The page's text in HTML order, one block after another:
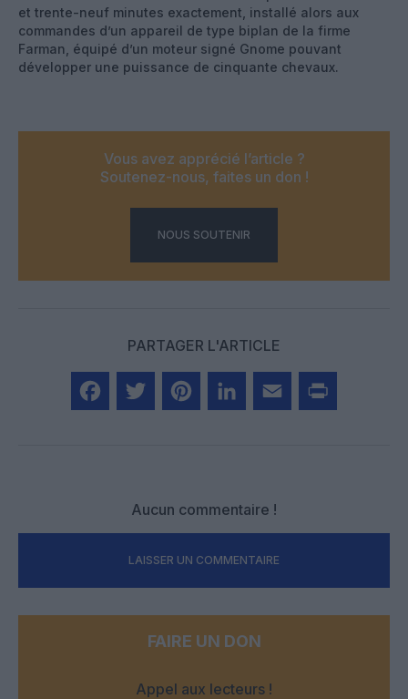
et trente-neuf minutes exactement, installé alors aux
commandes d’un appareil de type biplan de la firme
Farman, équipé d’un moteur signé Gnome pouvant
développer une puissance de cinquante chevaux.
Vous avez apprécié l’article ?
Soutenez-nous, faites un don !
NOUS SOUTENIR
PARTAGER L'ARTICLE
Aucun commentaire !
LAISSER UN COMMENTAIRE
FAIRE UN DON
Appel aux lecteurs !